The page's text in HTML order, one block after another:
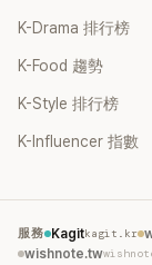
K-Drama 排行榜
K-Food 趨勢
K-Style 排行榜
K-Influencer 指數
服務 Kagitkagit.kr
wishnote.tw